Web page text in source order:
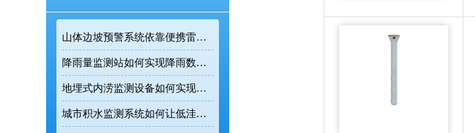
山体边坡预警系统依靠便携雷达设备保障抢险现场安全
降雨量监测站如何实现降雨数据的远程实时采集
地埋式内涝监测设备如何实现低功耗长续航水位监测
城市积水监测系统如何让低洼路段实现自动预警